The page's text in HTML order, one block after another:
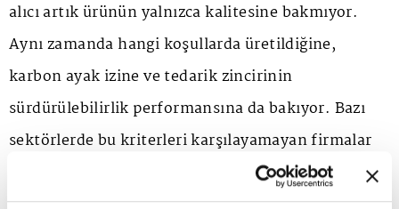
alıcı artık ürünün yalnızca kalitesine bakmıyor.
Aynı zamanda hangi koşullarda üretildiğine,
karbon ayak izine ve tedarik zincirinin
sürdürülebilirlik performansına da bakıyor. Bazı
sektörlerde bu kriterleri karşılayamayan firmalar
pazara erişimde zorluk yaşayabiliyor.